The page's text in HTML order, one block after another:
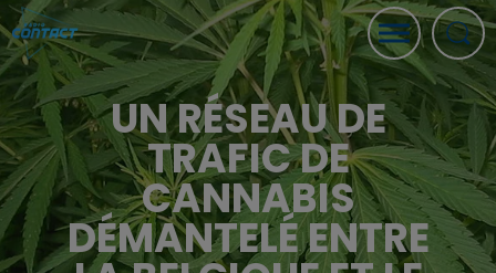
UN RÉSEAU DE
TRAFIC DE
CANNABIS
DÉMANTELÉ ENTRE